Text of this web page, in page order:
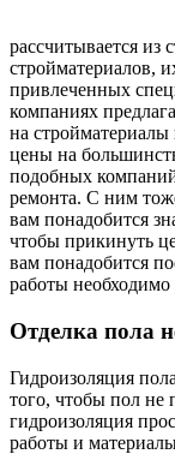
рассчитывается из
стройматериалов,
привлеченных
компаниях
на
цены на
подобных
ремонта. С ним
вам понадобится
чтобы прикинуть
вам понадобится
работы необходимо
Отделка пола
Гидроизоляция
того, чтобы пол не
гидроизоляция
работы и